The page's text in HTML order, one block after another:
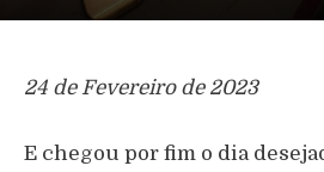
24 de Fevereiro de 2023
E chegou por fim o dia